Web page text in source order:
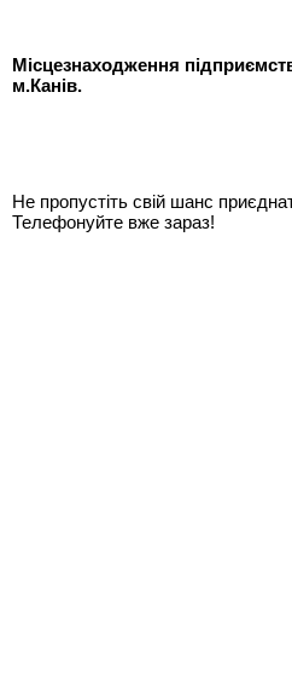
Місцезнаходження
м.Канів.
Не пропустіть свій шанс
Телефонуйте вже зараз!